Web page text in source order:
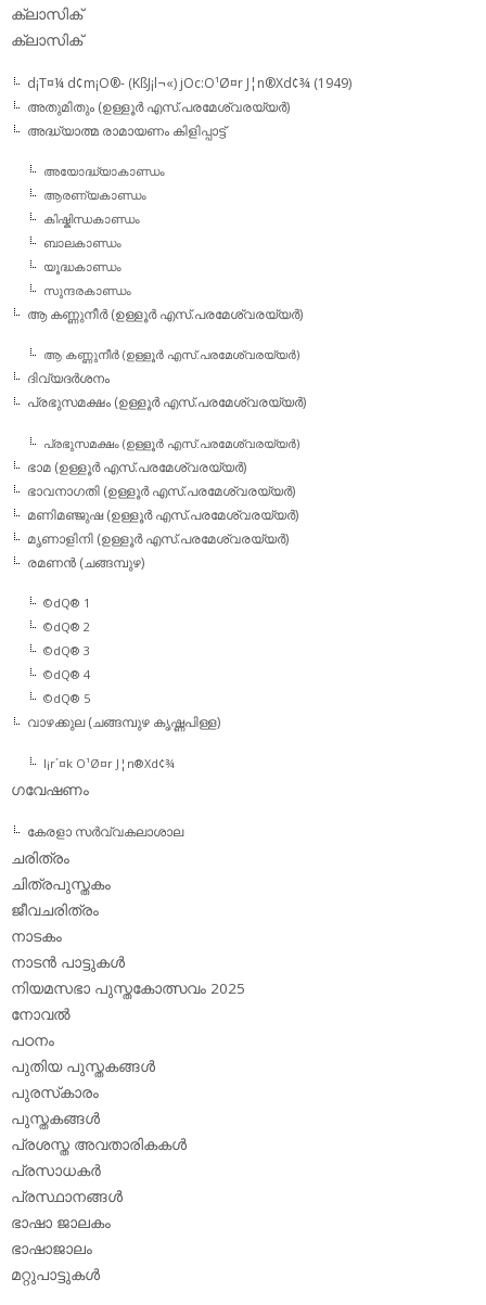
ക്ലാസിക്‌
ക്ലാസിക്
d¡T¤¼ d¢m¡O®- (KßJ¡l¬«) jOc:O¹Ø¤r J¦n®Xd¢¾ (1949)
അതുമിതും (ഉള്ളൂര്‍ എസ്.പരമേശ്വരയ്യര്‍)
അദ്ധ്യാത്മ രാമായണം കിളിപ്പാട്ട്‌
അയോദ്ധ്യാകാണ്ഡം
ആരണ്യകാണ്ഡം
കിഷ്കിന്ധകാണ്ഡം
ബാലകാണ്ഡം
യൂദ്ധകാണ്ഡം
സുന്ദരകാണ്ഡം
ആ കണ്ണുനീര്‍ (ഉള്ളൂര്‍ എസ്.പരമേശ്വരയ്യര്‍)
ആ കണ്ണുനീര്‍ (ഉള്ളൂര്‍ എസ്.പരമേശ്വരയ്യര്‍)
ദിവ്യദര്‍ശനം
പ്രഭുസമക്ഷം (ഉള്ളൂര്‍ എസ്.പരമേശ്വരയ്യര്‍)
പ്രഭുസമക്ഷം (ഉള്ളൂര്‍ എസ്.പരമേശ്വരയ്യര്‍)
ഭാമ (ഉള്ളൂര്‍ എസ്.പരമേശ്വരയ്യര്‍)
ഭാവനാഗതി (ഉള്ളൂര്‍ എസ്.പരമേശ്വരയ്യര്‍)
മണിമഞ്ജുഷ (ഉള്ളൂര്‍ എസ്.പരമേശ്വരയ്യര്‍)
മൃണാളിനി (ഉള്ളൂര്‍ എസ്.പരമേശ്വരയ്യര്‍)
രമണന്‍ (ചങ്ങമ്പുഴ)
©dQ® 1
©dQ® 2
©dQ® 3
©dQ® 4
©dQ® 5
വാഴക്കുല (ചങ്ങമ്പുഴ കൃഷ്ണപിള്ള)
l¡r´¤k O¹Ø¤r J¦n®Xd¢¾
ഗവേഷണം
കേരളാ സര്‍വ്വകലാശാല
ചരിത്രം
ചിത്രപുസ്തകം
ജീവചരിത്രം
നാടകം
നാടന്‍ പാട്ടുകള്‍
നിയമസഭാ പുസ്തകോത്സവം 2025
നോവല്‍
പഠനം
പുതിയ പുസ്തകങ്ങള്‍
പുരസ്‌കാരം
പുസ്തകങ്ങള്‍
പ്രശസ്ത അവതാരികകള്‍
പ്രസാധകര്‍
പ്രസ്ഥാനങ്ങള്‍
ഭാഷാ ജാലകം
ഭാഷാജാലം
മറ്റുപാട്ടുകള്‍